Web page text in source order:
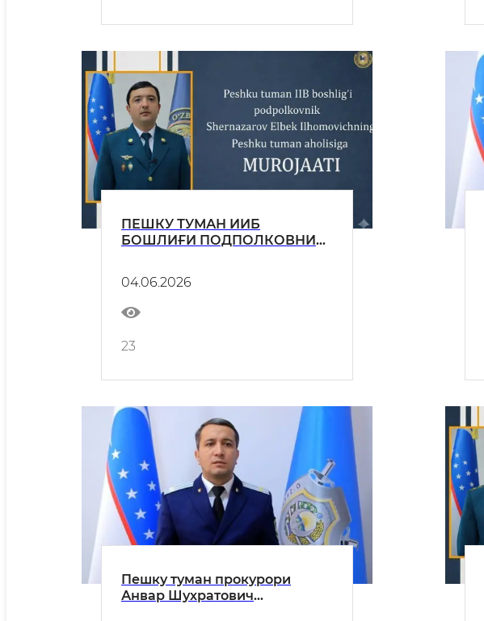
ПЕШКУ ТУМАН ИИБ
БОШЛИҒИ ПОДПОЛКОВНИК
МУРОЖААТИ
04.06.2026
23
Пешку туман прокурори
Анвар Шухратович